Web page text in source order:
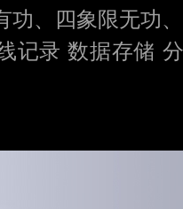
功、四象限无功
记录 数据存储